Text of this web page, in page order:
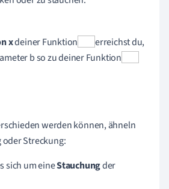
xdeiner Funktion
erreichst du,
bso zu deiner Funktion
werden können, ähneln
Streckung:
sich um eineStauchungder